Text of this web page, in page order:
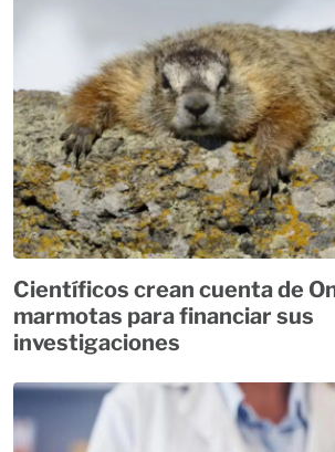
Científicos crean cuenta de
marmotas para financiar sus
investigaciones